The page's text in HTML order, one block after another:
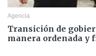
Agencia
Transición de
manera ordenada y